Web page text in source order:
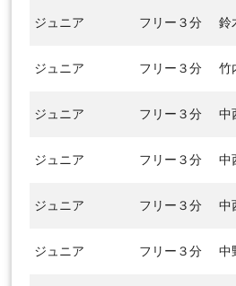
ジュニア フリー３分 鈴
ジュニア フリー３分 竹
ジュニア フリー３分 中
ジュニア フリー３分 中
ジュニア フリー３分 中
ジュニア フリー３分